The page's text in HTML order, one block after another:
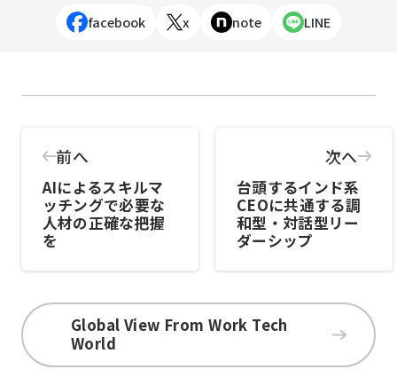
facebook x note LINE
前へ
AIによるスキルマ
ッチングで必要な
人材の正確な把握
を
次へ
台頭するインド系
CEOに共通する調
和型・対話型リー
ダーシップ
Global View From Work Tech
World